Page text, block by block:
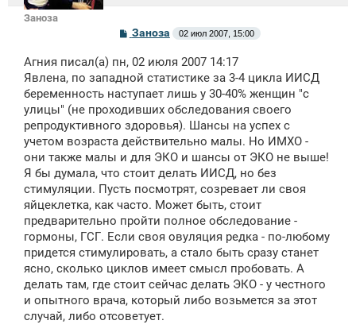
Заноза
С
б
щ
н
и
Заноза 02 июл 2007, 15:00
Агния писал(а) пн, 02 июля 2007 14:17
Явлена, по западной статистике за 3-4 цикла ИИСД
беременность наступает лишь у 30-40% женщин "с
улицы" (не проходивших обследования своего
репродуктивного здоровья). Шансы на успех с
учетом возраста действительно малы. Но ИМХО -
они также малы и для ЭКО и шансы от ЭКО не выше!
Я бы думала, что стоит делать ИИСД, но без
стимуляции. Пусть посмотрят, созревает ли своя
яйцеклетка, как часто. Может быть, стоит
предварительно пройти полное обследование -
гормоны, ГСГ. Если своя овуляция редка - по-любому
придется стимулировать, а стало быть сразу станет
ясно, сколько циклов имеет смысл пробовать. А
делать там, где стоит сейчас делать ЭКО - у честного
и опытного врача, который либо возьмется за этот
случай, либо отсоветует.